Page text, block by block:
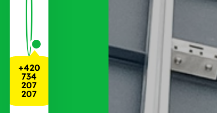
+420
734
207
207